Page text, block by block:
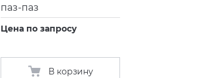
паз-паз
Цена по запросу
В корзину